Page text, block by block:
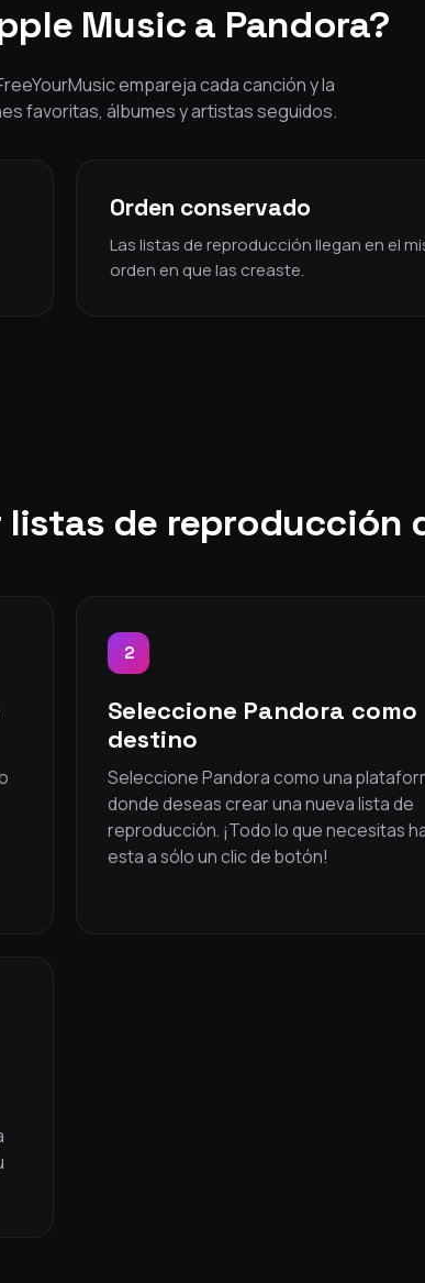
Music a Pandora?
empareja cada canción y la
favoritas, álbumes y artistas seguidos.
Orden conservado
Las listas de reproducción llegan en el
orden en que las creaste.
de reproducción
2
Seleccione Pandora como
destino
Seleccione Pandora como una
donde deseas crear una nueva lista de
reproducción. ¡Todo lo que necesitas
esta a sólo un clic de botón!